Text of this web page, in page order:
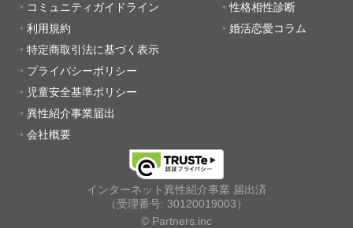
コミュニティガイドライン
利用規約
特定商取引法に基づく表示
プライバシーポリシー
児童安全基準ポリシー
異性紹介事業届出
会社概要
性格相性診断
婚活恋愛コラム
インターネット異性紹介事業 届出済
（受理番号: 30120019003）
© Partners.inc